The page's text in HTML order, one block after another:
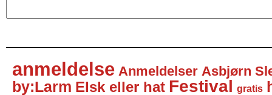
anmeldelse Anmeldelser Asbjørn
by:Larm Elsk eller hat Festival gratis